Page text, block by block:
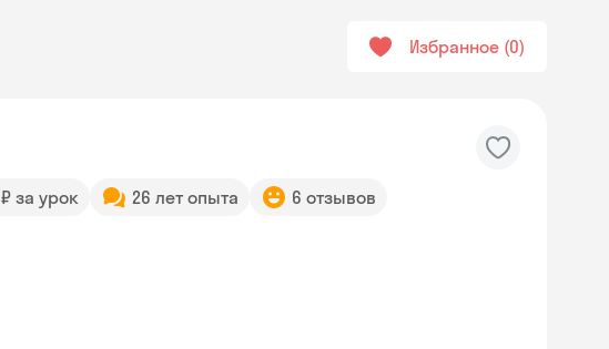
Избранное 0
за урок 26 лет опыта 6 отзывов